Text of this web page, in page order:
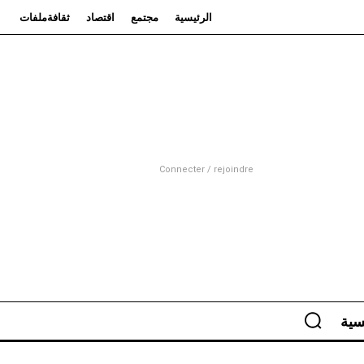
الرئيسية مجتمع اقتصاد ثقافةملفات
Connecter / rejoindre